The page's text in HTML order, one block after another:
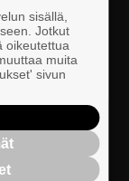
and medium
sisällä,
Jotkut
oikeutettua
muita
sivun